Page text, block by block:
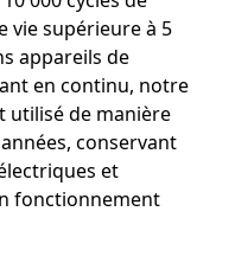
vie supérieure à 5
appareils de
en continu, notre
utilisé de manière
conservant
et
fonctionnement